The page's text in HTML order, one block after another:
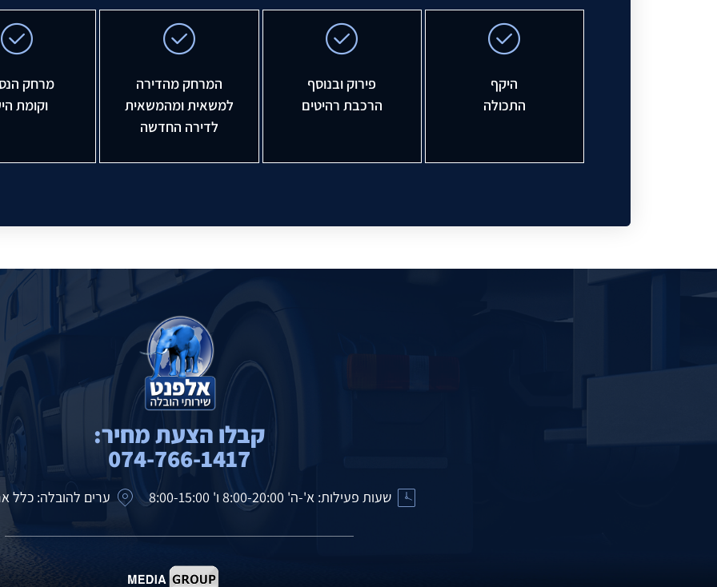
היקף
התכולה
פירוק ובנוסף
הרכבת רהיטים
המרחק מהדירה
למשאית ומהמשאית
לדירה החדשה
מרחק
וקומת
קבלו הצעת מחיר:
074-766-1417
שעות פעילות: א'-ה' 8:00-20:00 ו' 8:00-15:00 ערים להובלה: כלל